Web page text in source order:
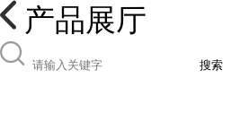
产品展厅
搜索